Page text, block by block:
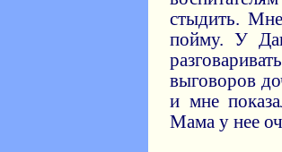
стыдить.
пойму. У
выговоров
и мне
Мама у нее